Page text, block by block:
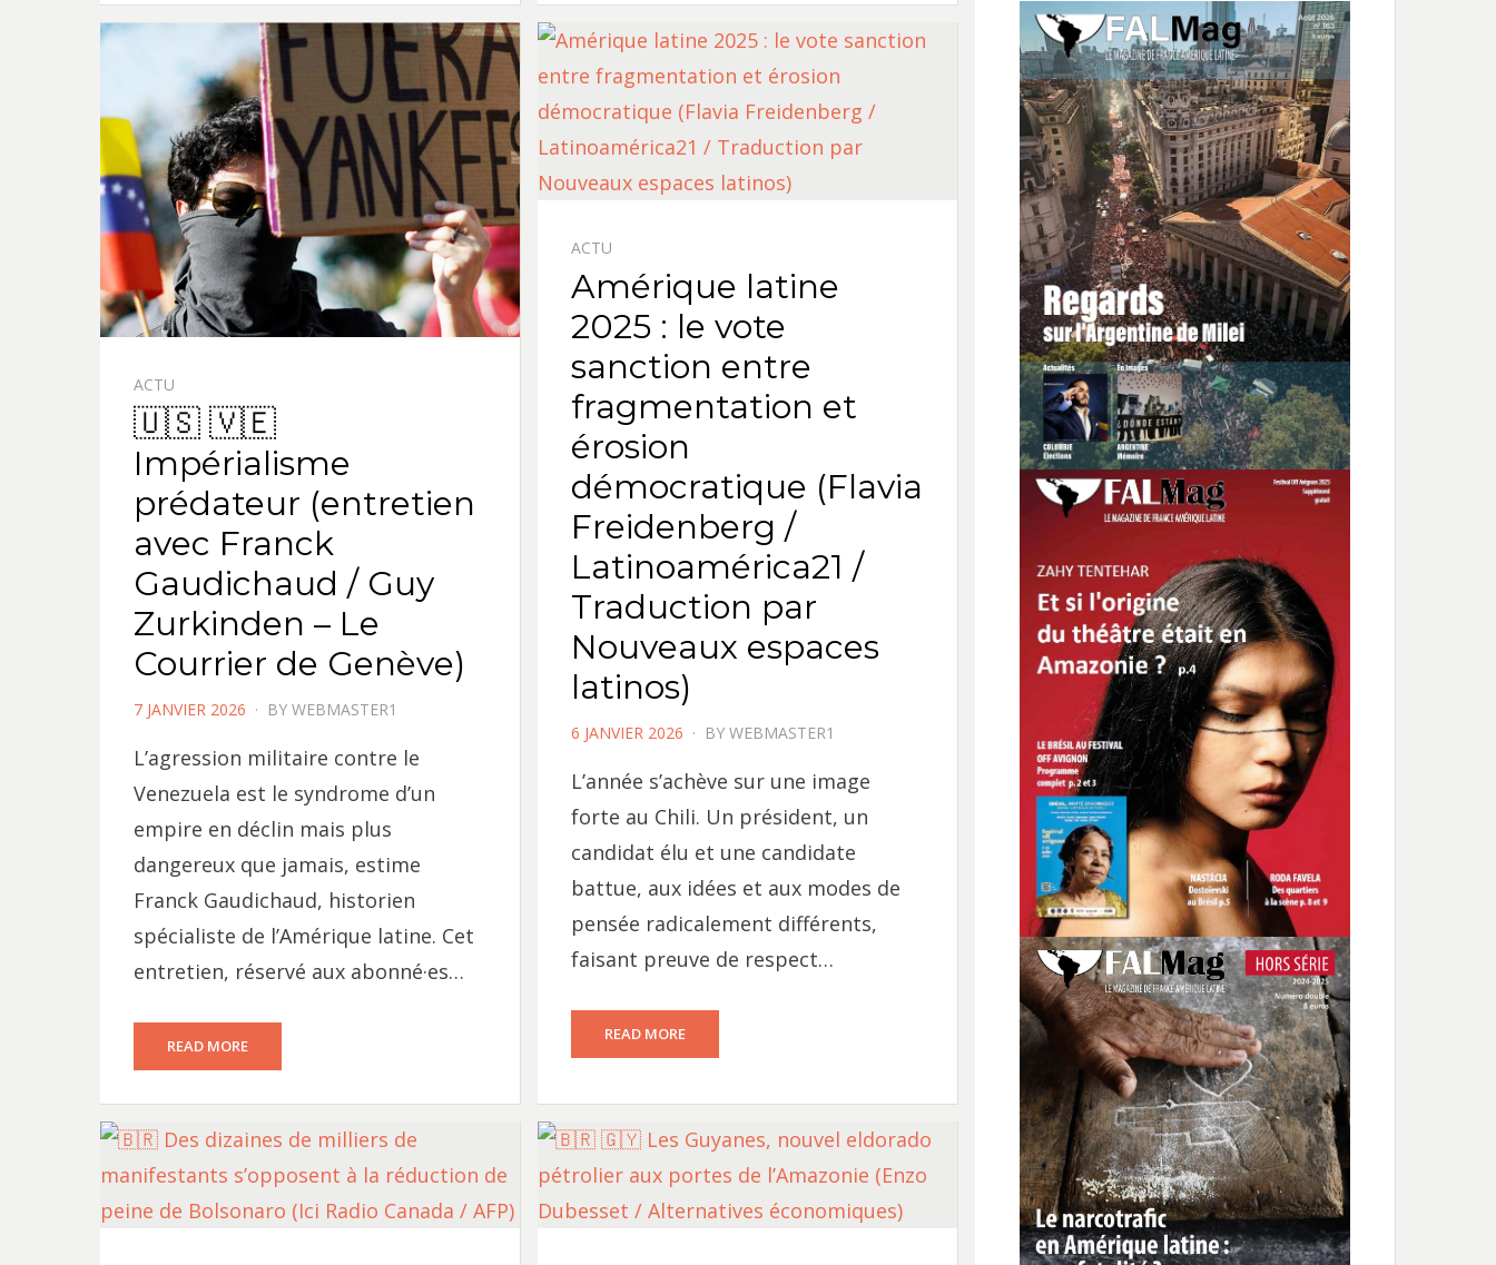
ACTU
🇺🇸 🇻🇪
Impérialisme
prédateur (entretien
avec Franck
Gaudichaud / Guy
Zurkinden – Le
Courrier de Genève)
POSTED
7 JANVIER 2026 BY WEBMASTER1
L’agression militaire contre le
Venezuela est le syndrome d’un
empire en déclin mais plus
dangereux que jamais, estime
Franck Gaudichaud, historien
spécialiste de l’Amérique latine. Cet
entretien, réservé aux abonné·es…
READ MORE
ACTU
Amérique latine
2025 : le vote
sanction entre
fragmentation et
érosion
démocratique (Flavia
Freidenberg /
Latinoamérica21 /
Traduction par
Nouveaux espaces
latinos)
POSTED
6 JANVIER 2026 BY WEBMASTER1
L’année s’achève sur une image
forte au Chili. Un président, un
candidat élu et une candidate
battue, aux idées et aux modes de
pensée radicalement différents,
faisant preuve de respect…
READ MORE